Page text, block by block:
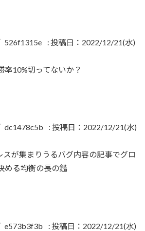
526f1315e : 投稿日：2022/12/21(水)
率10%切ってないか？
dc1478c5b : 投稿日：2022/12/21(水)
スが集まりうるバグ内容の記事でグロ
める均衡の長の鑑
e573b3f3b : 投稿日：2022/12/21(水)